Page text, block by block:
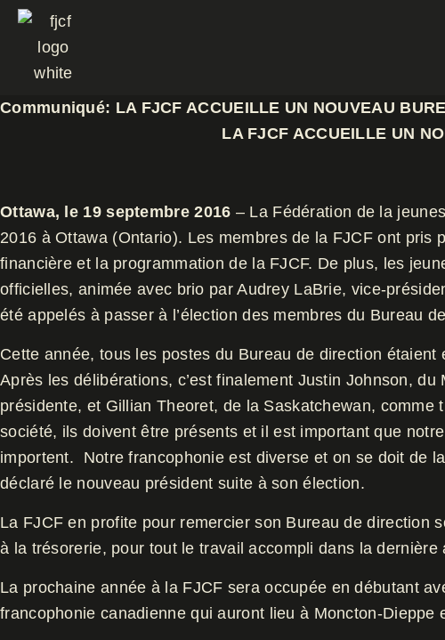
Aller
contenu
Communiqué: LA FJCF ACCUEILLE UN NOUVEAU
LA FJCF ACCUEILLE UN
Ottawa, le 19 septembre 2016 – La Fédération de la
2016 à Ottawa (Ontario). Les membres de la FJCF ont pris
financière et la programmation de la FJCF. De plus, les
officielles, animée avec brio par Audrey LaBrie, vice-
été appelés à passer à l’élection des membres du Bureau
Cette année, tous les postes du Bureau de direction
Après les délibérations, c’est finalement Justin Johnson,
présidente, et Gillian Theoret, de la Saskatchewan,
société, ils doivent être présents et il est important que
importent. Notre francophonie est diverse et on se doit de
déclaré le nouveau président suite à son élection.
La FJCF en profite pour remercier son Bureau de direction
à la trésorerie, pour tout le travail accompli dans la dernière
La prochaine année à la FJCF sera occupée en débutant
francophonie canadienne qui auront lieu à Moncton-Dieppe